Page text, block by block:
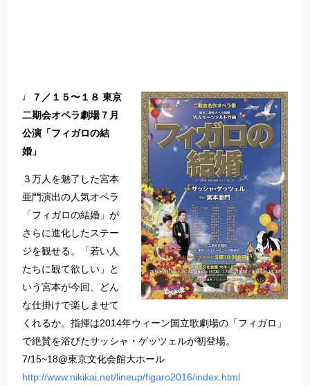
♩７／１５〜１８ 東京
二期会オペラ劇場７月
公演「フィガロの結
婚」
３万人を魅了した宮本
亜門演出の人気オペラ
「フィガロの結婚」が
さらに進化したステー
ジを観せる。「若い人
たちに観て欲しい」と
いう宮本が今回、どん
な仕掛けで楽しませて
くれるか。指揮は2014年ウィーン国立歌劇場の「フィガロ」
で絶賛を浴びたサッシャ・ゲッツェルが初登場。
7/15~18@東京文化会館大ホール
http://www.nikikai.net/lineup/figaro2016/index.html